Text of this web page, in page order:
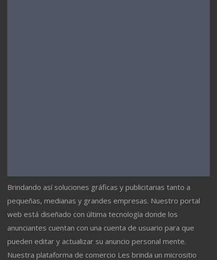
Brindando así soluciones gráficas y publicitarias tanto a
pequeñas, medianas y grandes empresas. Nuestro portal
web está diseñado con última tecnología donde los
anunciantes cuentan con una cuenta de usuario para que
pueden editar y actualizar su anuncio personal mente.
Nuestra plataforma de comercio Les brinda un micrositio